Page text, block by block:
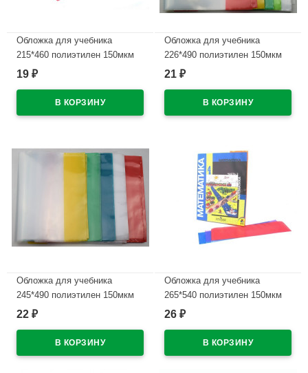
Обложка для учебника
215*460 полиэтилен 150мкм
универсальные М арт У 215
19 ₽
Обложка для учебника
226*490 полиэтилен 150мкм
универсальная М арт У 226
21 ₽
Обложка для учебника
245*490 полиэтилен 150мкм
универсальная М арт У 245
22 ₽
Обложка для учебника
265*540 полиэтилен 150мкм
универсальная ПЕТЕРСОН М
26 ₽